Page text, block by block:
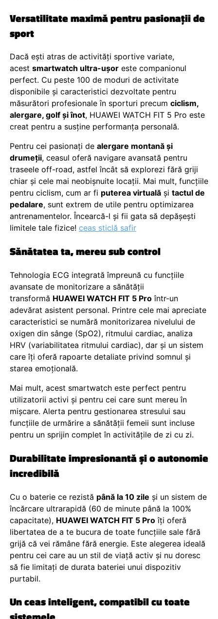
Versatilitate maximă pentru pasionații de
sport
Dacă ești atras de activități sportive variate,
acest smartwatch ultra-ușor este companionul
perfect. Cu peste 100 de moduri de activitate
disponibile și caracteristici dezvoltate pentru
măsurători profesionale în sporturi precum ciclism,
alergare, golf și înot, HUAWEI WATCH FIT 5 Pro este
creat pentru a susține performanța personală.
Pentru cei pasionați de alergare montană și
drumeții, ceasul oferă navigare avansată pentru
traseele off-road, astfel încât să explorezi fără griji
chiar și cele mai neobișnuite locații. Mai mult, funcțiile
pentru ciclism, cum ar fi puterea virtuală și tactul de
pedalare, sunt extrem de utile pentru optimizarea
antrenamentelor. Încearcă-l și fii gata să depășești
limitele tale fizice! ceas sticlă safir
Sănătatea ta, mereu sub control
Tehnologia ECG integrată împreună cu funcțiile
avansate de monitorizare a sănătății
transformă HUAWEI WATCH FIT 5 Pro într-un
adevărat asistent personal. Printre cele mai apreciate
caracteristici se numără monitorizarea nivelului de
oxigen din sânge (SpO2), ritmului cardiac, analiza
HRV (variabilitatea ritmului cardiac), dar și un sistem
care îți oferă rapoarte detaliate privind somnul și
starea emoțională.
Mai mult, acest smartwatch este perfect pentru
utilizatorii activi și pentru cei care sunt mereu în
mișcare. Alerta pentru gestionarea stresului sau
funcțiile de urmărire a sănătății femeii sunt incluse
pentru un sprijin complet în activitățile de zi cu zi.
Durabilitate impresionantă și o autonomie
incredibilă
Cu o baterie ce rezistă până la 10 zile și un sistem de
încărcare ultrarapidă (60 de minute până la 100%
capacitate), HUAWEI WATCH FIT 5 Pro îți oferă
libertatea de a te bucura de toate funcțiile sale fără
grijă că vei rămâne fără energie. Este alegerea ideală
pentru cei care au un stil de viață activ și nu doresc
să fie limitați de durata bateriei unui dispozitiv
purtabil.
Un ceas inteligent, compatibil cu toate